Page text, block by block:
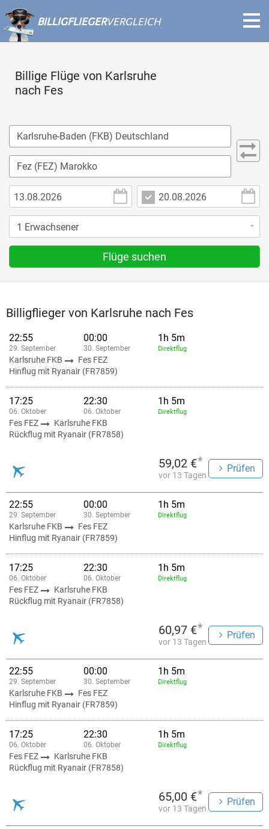
BILLIGFLIEGERVERGLEICH
Billige Flüge von Karlsruhe
nach Fes
Flüge suchen
Billigflieger von Karlsruhe nach Fes
22:55
29. September
00:00
30. September
1h 5m
Direktflug
Karlsruhe FKB
Fes FEZ
Hinflug mit Ryanair (FR7859)
17:25
06. Oktober
22:30
06. Oktober
1h 5m
Direktflug
Fes FEZ
Karlsruhe FKB
Rückflug mit Ryanair (FR7858)
59,02 €*
vor 13 Tagen
Prüfen
22:55
29. September
00:00
30. September
1h 5m
Direktflug
Karlsruhe FKB
Fes FEZ
Hinflug mit Ryanair (FR7859)
17:25
06. Oktober
22:30
06. Oktober
1h 5m
Direktflug
Fes FEZ
Karlsruhe FKB
Rückflug mit Ryanair (FR7858)
60,97 €*
vor 13 Tagen
Prüfen
22:55
29. September
00:00
30. September
1h 5m
Direktflug
Karlsruhe FKB
Fes FEZ
Hinflug mit Ryanair (FR7859)
17:25
06. Oktober
22:30
06. Oktober
1h 5m
Direktflug
Fes FEZ
Karlsruhe FKB
Rückflug mit Ryanair (FR7858)
65,00 €*
vor 13 Tagen
Prüfen